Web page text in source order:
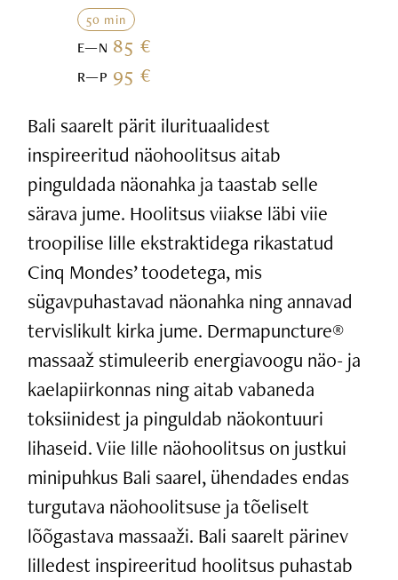
50 min
E—N 85 €
R—P 95 €
Bali saarelt pärit ilurituaalidest
inspireeritud näohoolitsus aitab
pinguldada näonahka ja taastab selle
särava jume. Hoolitsus viiakse läbi viie
troopilise lille ekstraktidega rikastatud
Cinq Mondes’ toodetega, mis
sügavpuhastavad näonahka ning annavad
tervislikult kirka jume. Dermapuncture®
massaaž stimuleerib energiavoogu näo- ja
kaelapiirkonnas ning aitab vabaneda
toksiinidest ja pinguldab näokontuuri
lihaseid. Viie lille näohoolitsus on justkui
minipuhkus Bali saarel, ühendades endas
turgutava näohoolitsuse ja tõeliselt
lõõgastava massaaži. Bali saarelt pärinev
lilledest inspireeritud hoolitsus puhastab